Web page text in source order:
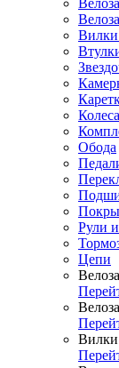
Вилки
Колеса
Обода
Рули
Цепи
Вилки